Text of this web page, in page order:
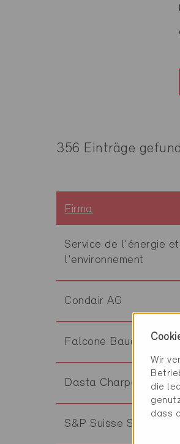
356 Einträge
Firma
Service de l'énergie
l'environnement
Condair AG
Falcone Bauchemie
Dasta Charpentes
S&P Suisse SA
Wir
die
dass